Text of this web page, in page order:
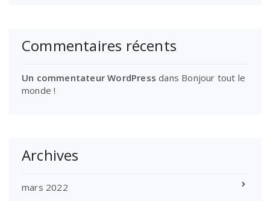
Commentaires récents
Un commentateur WordPress dans Bonjour tout le
monde !
Archives
mars 2022